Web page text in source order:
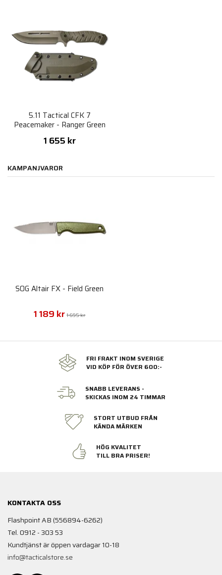
5.11 Tactical CFK 7
Peacemaker - Ranger Green
1 655 kr
KAMPANJVAROR
SOG Altair FX - Field Green
1 189 kr 1 695 kr
FRI FRAKT INOM SVERIGE
VID KÖP FÖR ÖVER 600:-
SNABB LEVERANS -
SKICKAS INOM 24 TIMMAR
STORT UTBUD FRÅN
KÄNDA MÄRKEN
HÖG KVALITET
TILL BRA PRISER!
KONTAKTA OSS
Flashpoint AB (556894-6262)
Tel. 0912 - 303 53
Kundtjänst är öppen vardagar 10-18
info@tacticalstore.se